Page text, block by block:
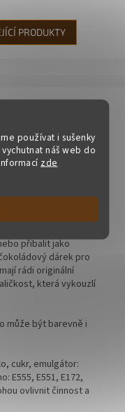
používat i sušenky
náš web do
zde
PRODUKTY
dárek, který potěší
Originální tvar
Jemná hořká
příjemně křupne a
přibalit jako
dárek pro
rádi originální
která vykouzlí
může být barevně i
cukr, emulgátor:
E555, E551, E172,
ovlivnit činnost a